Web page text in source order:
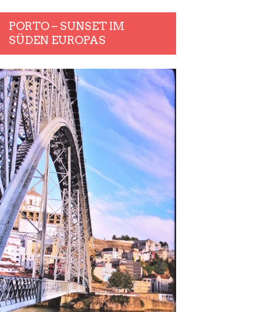
PORTO – SUNSET IM
SÜDEN EUROPAS